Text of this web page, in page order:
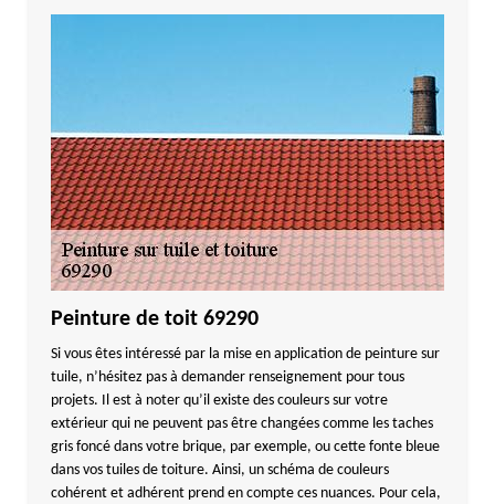
Peinture de toit 69290
Si vous êtes intéressé par la mise en application de peinture sur
tuile, n’hésitez pas à demander renseignement pour tous
projets. Il est à noter qu’il existe des couleurs sur votre
extérieur qui ne peuvent pas être changées comme les taches
gris foncé dans votre brique, par exemple, ou cette fonte bleue
dans vos tuiles de toiture. Ainsi, un schéma de couleurs
cohérent et adhérent prend en compte ces nuances. Pour cela,